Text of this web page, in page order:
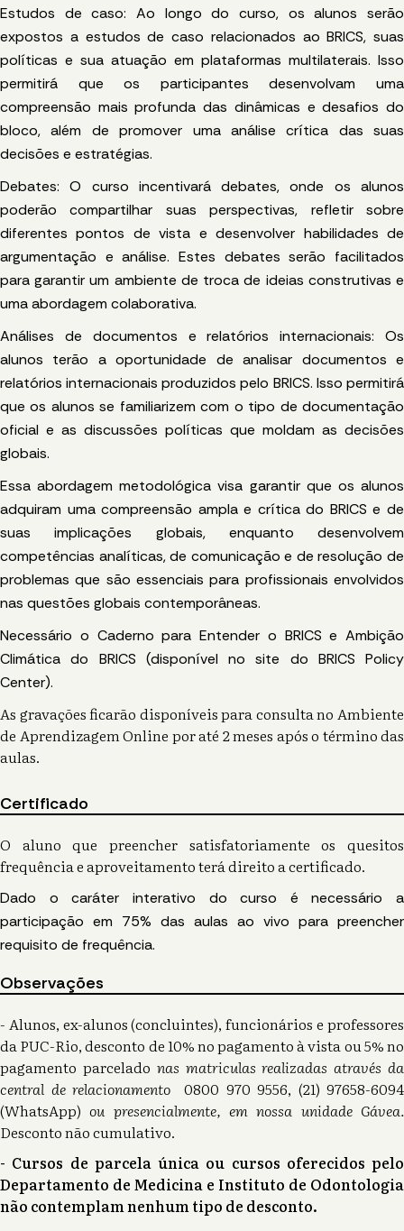
Estudos de caso: Ao longo do curso, os alunos serão
expostos a estudos de caso relacionados ao BRICS, suas
políticas e sua atuação em plataformas multilaterais. Isso
permitirá que os participantes desenvolvam uma
compreensão mais profunda das dinâmicas e desafios do
bloco, além de promover uma análise crítica das suas
decisões e estratégias.
Debates: O curso incentivará debates, onde os alunos
poderão compartilhar suas perspectivas, refletir sobre
diferentes pontos de vista e desenvolver habilidades de
argumentação e análise. Estes debates serão facilitados
para garantir um ambiente de troca de ideias construtivas e
uma abordagem colaborativa.
Análises de documentos e relatórios internacionais: Os
alunos terão a oportunidade de analisar documentos e
relatórios internacionais produzidos pelo BRICS. Isso permitirá
que os alunos se familiarizem com o tipo de documentação
oficial e as discussões políticas que moldam as decisões
globais.
Essa abordagem metodológica visa garantir que os alunos
adquiram uma compreensão ampla e crítica do BRICS e de
suas implicações globais, enquanto desenvolvem
competências analíticas, de comunicação e de resolução de
problemas que são essenciais para profissionais envolvidos
nas questões globais contemporâneas.
Necessário o Caderno para Entender o BRICS e Ambição
Climática do BRICS (disponível no site do BRICS Policy
Center).
As gravações ficarão disponíveis para consulta no Ambiente
de Aprendizagem Online por até 2 meses após o término das
aulas.
Certificado
O aluno que preencher satisfatoriamente os quesitos
frequência e aproveitamento terá direito a certificado.
Dado o caráter interativo do curso é necessário a
participação em 75% das aulas ao vivo para preencher
requisito de frequência.
Observações
- Alunos, ex-alunos (concluintes), funcionários e professores
da PUC-Rio, desconto de 10% no pagamento à vista ou 5% no
pagamento parcelado nas matriculas realizadas através da
central de relacionamento 0800 970 9556, (21) 97658-6094
(WhatsApp)ou presencialmente, em nossa unidade Gávea.
Desconto não cumulativo.
- Cursos de parcela única ou cursos oferecidos pelo
Departamento de Medicina e Instituto de Odontologia
não contemplam nenhum tipo de desconto.